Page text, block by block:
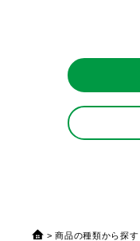
商品の種類から探す